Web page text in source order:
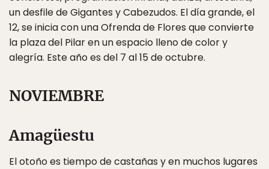
un desfile de Gigantes y Cabezudos. El día grande, el
12, se inicia con una Ofrenda de Flores que convierte
la plaza del Pilar en un espacio lleno de color y
alegría. Este año es del 7 al 15 de octubre.
NOVIEMBRE
Amagüestu
El otoño es tiempo de castañas y en muchos lugares